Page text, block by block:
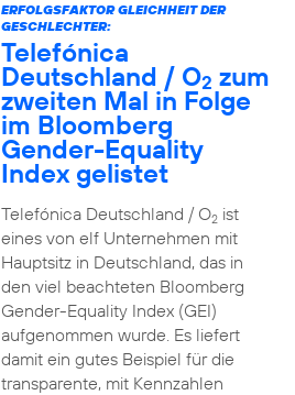
ERFOLGSFAKTOR GLEICHHEIT DER
GESCHLECHTER:
Telefónica
Deutschland / O2 zum
zweiten Mal in Folge
im Bloomberg
Gender-Equality
Index gelistet
Telefónica Deutschland / O2ist
eines von elf Unternehmen mit
Hauptsitz in Deutschland, das in
den viel beachteten Bloomberg
Gender-Equality Index (GEI)
aufgenommen wurde. Es liefert
damit ein gutes Beispiel für die
transparente, mit Kennzahlen